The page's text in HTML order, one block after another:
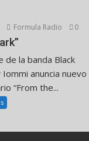
Formula Radio 0
de la banda Black
anuncia nuevo
“From the...